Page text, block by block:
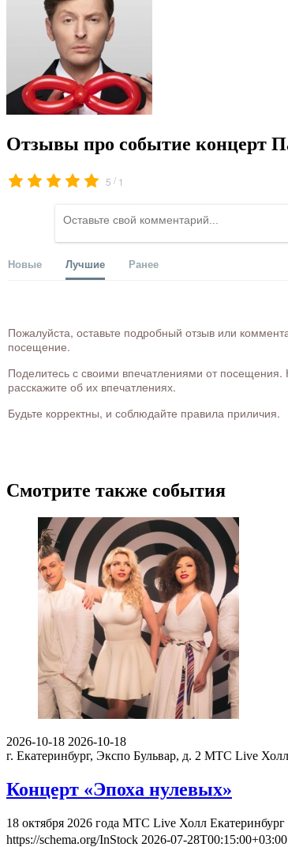
Отзывы про событие концерт
5 / 1
Новые Лучшие Ранее
Пожалуйста, оставьте подробный отзыв или
посещение.
Поделитесь с своими впечатлениями от
расскажите об их впечатлениях.
Будьте корректны, и соблюдайте правила приличия.
Смотрите также события
2026-10-18 2026-10-18
г. Екатеринбург, Экспо Бульвар, д. 2 МТС Live Холл
Концерт «Эпоха нулевых»
18 октября 2026 года МТС Live Холл
https://schema.org/InStock 2026-07-28T00:15:00+03:00